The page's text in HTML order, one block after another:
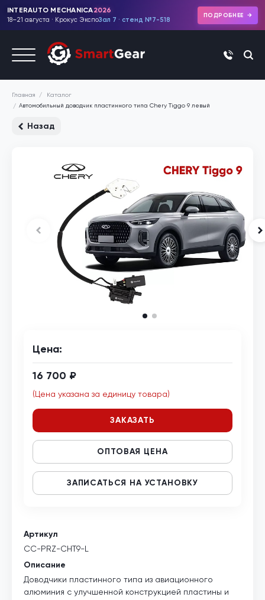
INTERAUTO MECHANICA2026
18–21 августа · Крокус ЭкспоЗал 7 · стенд №7-518
ПОДРОБНЕЕ
+7 (495)
Главная
Каталог
Автомобильный доводчик пластинного типа Chery Tiggo 9 левый
Назад
Артикул
CC-PRZ-CHT9-L
Описание
Доводчики пластинного типа из авиационного
алюминия с улучшенной конструкцией пластины и
Цена:
16 700 ₽
(Цена указана за единицу товара)
ЗАКАЗАТЬ
ОПТОВАЯ ЦЕНА
ЗАПИСАТЬСЯ НА УСТАНОВКУ